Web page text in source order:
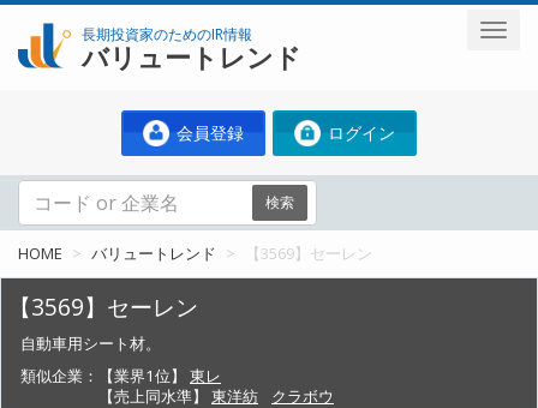
長期投資家のためのIR情報
バリュートレンド
会員登録 ログイン
検索
HOME バリュートレンド 【3569】セーレン
【3569】セーレン
自動車用シート材。
類似企業：
【業界1位】
東レ
【売上同水準】
東洋紡 クラボウ